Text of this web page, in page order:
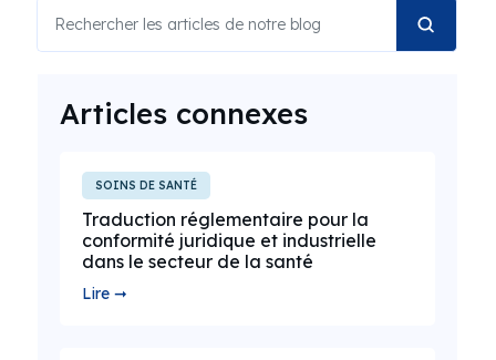
Articles connexes
SOINS DE SANTÉ
Traduction réglementaire pour la
conformité juridique et industrielle
dans le secteur de la santé
Lire ➞